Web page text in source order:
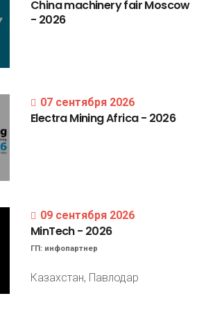
ChinamachineryfairMoscow
- 2026
07 сентября 2026
ElectraMiningAfrica- 2026
09 сентября 2026
MinTech- 2026
ГП: инфопартнер
Казахстан, Павлодар